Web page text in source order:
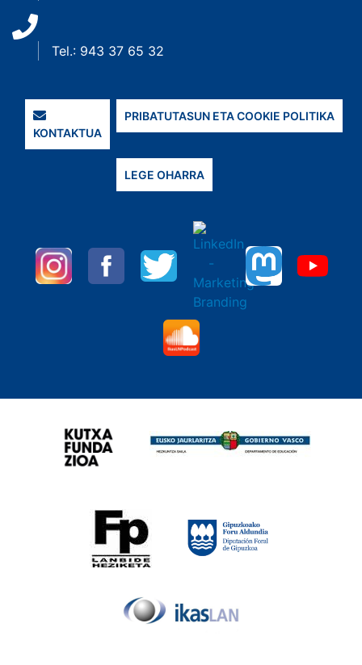
Tel.: 943 37 65 32
KONTAKTUA
PRIBATUTASUN ETA COOKIE POLITIKA
LEGE OHARRA